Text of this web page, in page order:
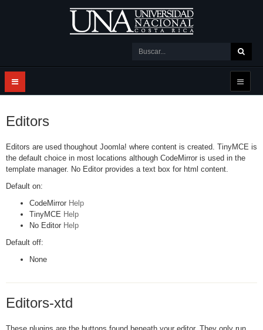
Editors
Editors are used thoughout Joomla! where content is created. TinyMCE is
the default choice in most locations although CodeMirror is used in the
template manager. No Editor provides a text box for html content.
Default on:
CodeMirror Help
TinyMCE Help
No Editor Help
Default off:
None
Editors-xtd